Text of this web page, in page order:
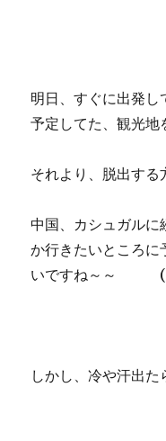
明日、すぐに出発
予定してた、観光地
それより、脱出する
中国、カシュガル
か行きたいところ
いですね～～ (
しかし、冷や汗出た